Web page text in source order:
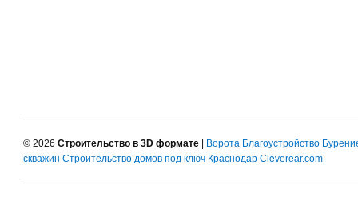
© 2026 Строительство в 3D формате | Ворота Благоустройство
скважин Строительство домов под ключ Краснодар Cleverear.com